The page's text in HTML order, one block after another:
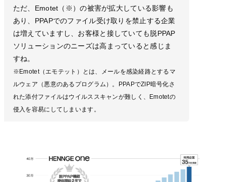
ただ、Emotet（※）の被害が拡大している影響も
あり、PPAPでのファイル受け取りを禁止する企業
は増えていますし、お客様と接していても脱PPAP
ソリューションのニーズは高まっていると感じま
すね。
※Emotet（エモテット）とは、メールを感染経路とするマ
ルウェア（悪意のあるプログラム）。PPAPでZIP暗号化さ
れた添付ファイルはウイルススキャンが難しく、Emotetの
侵入を容易にしてしまいます。